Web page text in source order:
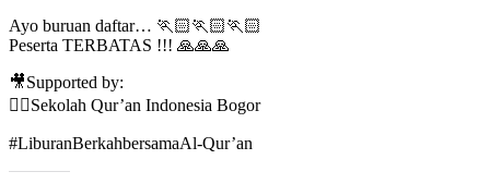
Ayo buruan daftar… 🏃🏻🏃🏻🏃🏻
Peserta TERBATAS !!! 🙏🙏🙏
🎥Supported by:
👉🏻Sekolah Qur’an Indonesia Bogor
#LiburanBerkahbersamaAl-Qur’an